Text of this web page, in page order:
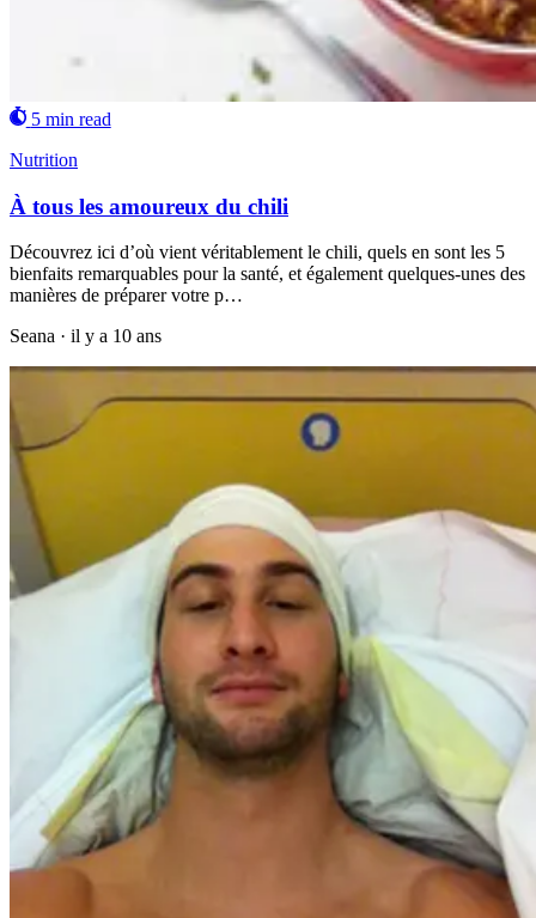
5 min read
Nutrition
À tous les amoureux du chili
Découvrez ici d’où vient véritablement le chili, quels en sont les 5
bienfaits remarquables pour la santé, et également quelques-unes des
manières de préparer votre p…
Seana · il y a 10 ans